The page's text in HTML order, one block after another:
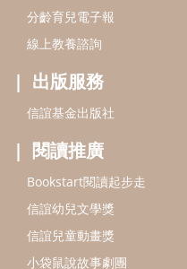
分齡育兒電子報
線上教養諮詢
出版服務
信誼基金出版社
閱讀推廣
Bookstart閱讀起步走
信誼幼兒文學獎
信誼兒童動畫獎
小袋鼠說故事劇團